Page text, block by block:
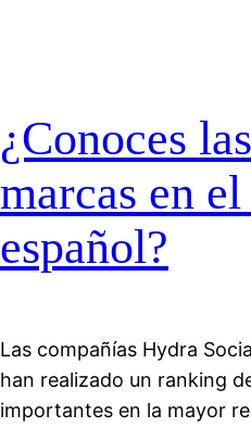
¿Conoces
marcas en
español?
Las compañías Hydra
han realizado un ranking
importantes en la mayor